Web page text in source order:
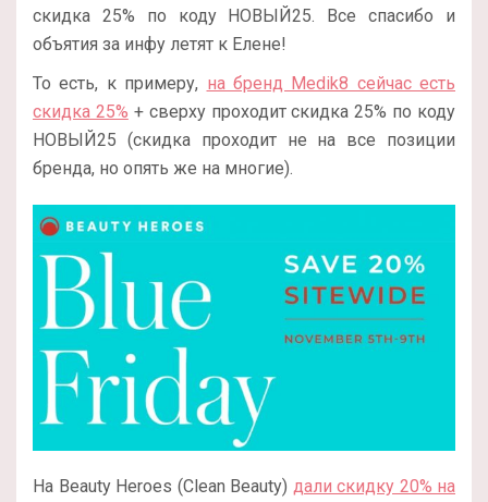
скидка 25% по коду НОВЫЙ25. Все спасибо и
объятия за инфу летят к Елене!
То есть, к примеру, на бренд Medik8 сейчас есть
скидка 25% + сверху проходит скидка 25% по коду
НОВЫЙ25 (скидка проходит не на все позиции
бренда, но опять же на многие).
На Beauty Heroes (Clean Beauty) дали скидку 20% на